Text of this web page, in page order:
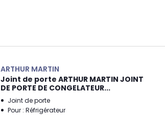
ARTHUR MARTIN
Joint de porte ARTHUR MARTIN JOINT
DE PORTE DE CONGELATEUR...
Joint de porte
Pour : Réfrigérateur